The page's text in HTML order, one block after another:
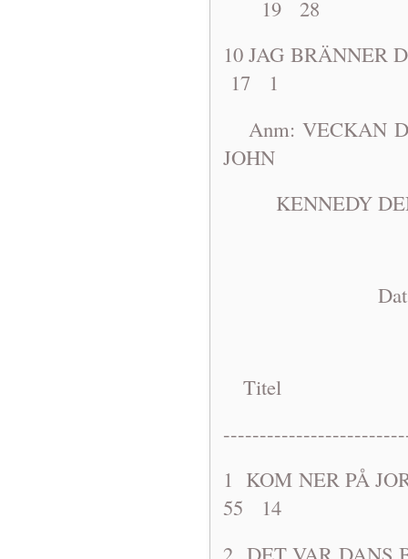
19 28
10 JAG
17 1
Anm: VECKAN
JOHN
KENNEDY DEN
Dat: 1963-
Titel
1 KOM NER
55 14
2 DET VAR